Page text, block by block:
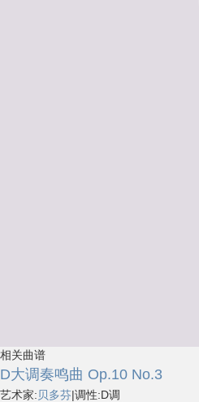
相关曲谱
D大调奏鸣曲 Op.10 No.3
艺术家:贝多芬|调性:D调